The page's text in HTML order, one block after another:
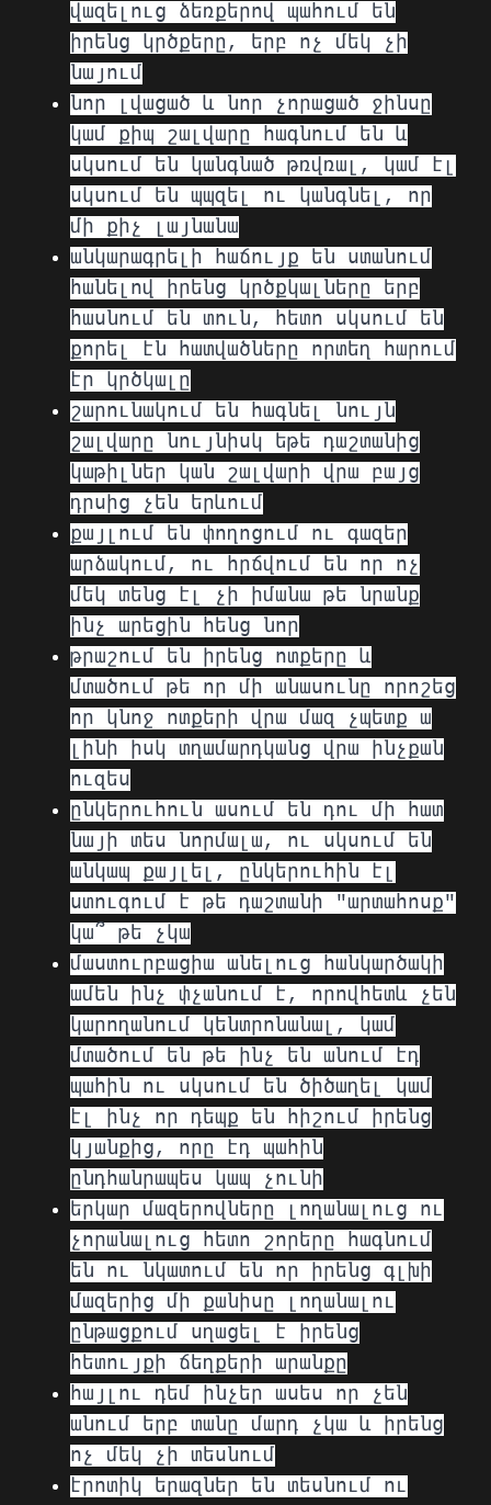
վազելուց ձեռքերով պահում են
իրենց կրծքերը, երբ ոչ մեկ չի
նայում
նոր լվացած և նոր չորացած ջինսը
կամ քիպ շալվարը հագնում են և
սկսում են կանգնած թռվռալ, կամ էլ
սկսում են պպզել ու կանգնել, որ
մի քիչ լայնանա
անկարագրելի հաճույք են ստանում
հանելով իրենց կրծքկալները երբ
հասնում են տուն, հետո սկսում են
քորել էն հատվածները որտեղ հարում
էր կրծկալը
շարունակում են հագնել նույն
շալվարը նույնիսկ եթե դաշտանից
կաթիլներ կան շալվարի վրա բայց
դրսից չեն երևում
քայլում են փողոցում ու գազեր
արձակում, ու հրճվում են որ ոչ
մեկ տենց էլ չի իմանա թե նրանք
ինչ արեցին հենց նոր
թրաշում են իրենց ոտքերը և
մտածում թե որ մի անասունը որոշեց
որ կնոջ ոտքերի վրա մազ չպետք ա
լինի իսկ տղամարդկանց վրա ինչքան
ուզես
ընկերուհուն ասում են դու մի հատ
նայի տես նորմալա, ու սկսում են
անկապ քայլել, ընկերուհին էլ
ստուգում է թե դաշտանի "արտահոսք"
կա՞ թե չկա
մաստուրբացիա անելուց հանկարծակի
ամեն ինչ փչանում է, որովհետև չեն
կարողանում կենտրոնանալ, կամ
մտածում են թե ինչ են անում էդ
պահին ու սկսում են ծիծաղել կամ
էլ ինչ որ դեպք են հիշում իրենց
կյանքից, որը էդ պահին
ընդհանրապես կապ չունի
երկար մազերովները լողանալուց ու
չորանալուց հետո շորերը հագնում
են ու նկատում են որ իրենց գլխի
մազերից մի քանիսը լողանալու
ընթացքում սղացել է իրենց
հետույքի ճեղքերի արանքը
հայլու դեմ ինչեր ասես որ չեն
անում երբ տանը մարդ չկա և իրենց
ոչ մեկ չի տեսնում
էրոտիկ երազներ են տեսնում ու